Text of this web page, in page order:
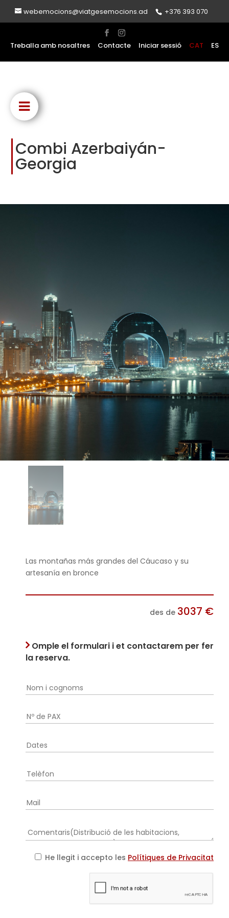
webemocions@viatgesemocions.ad +376 393 070
Treballa amb nosaltres Contacte Iniciar sessió CAT ES
Combi Azerbaiyán-
Georgia
Las montañas más grandes del Cáucaso y su
artesanía en bronce
des de 3037 €
Omple el formulari i et contactarem per fer
la reserva.
He llegit i accepto les Polítiques de Privacitat